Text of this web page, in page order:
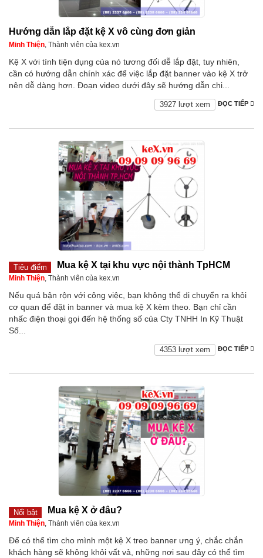
Hướng dẫn lắp đặt kệ X vô cùng đơn giản
Minh Thiện, Thành viên của kex.vn
Kệ X với tính tiện dụng của nó tương đối dễ lắp đặt, tuy nhiên,
cần có hướng dẫn chính xác để việc lắp đặt banner vào kệ X trở
nên dễ dàng hơn. Đoạn video dưới đây sẽ hướng dẫn chi...
ĐỌC TIẾP
3927 lượt xem
Tiêu điểm Mua kệ X tại khu vực nội thành TpHCM
Minh Thiện, Thành viên của kex.vn
Nếu quá bận rộn với công việc, bạn không thể di chuyển ra khỏi
cơ quan để đặt in banner và mua kệ X kèm theo. Bạn chỉ cần
nhấc điện thoại gọi đến hệ thống số của Cty TNHH In Kỹ Thuật
Số...
ĐỌC TIẾP
4353 lượt xem
Nổi bật Mua kệ X ở đâu?
Minh Thiện, Thành viên của kex.vn
Để có thể tìm cho mình một kệ X treo banner ưng ý, chắc chắn
khách hàng sẽ không khỏi vất vả, những nơi sau đây có thể tìm